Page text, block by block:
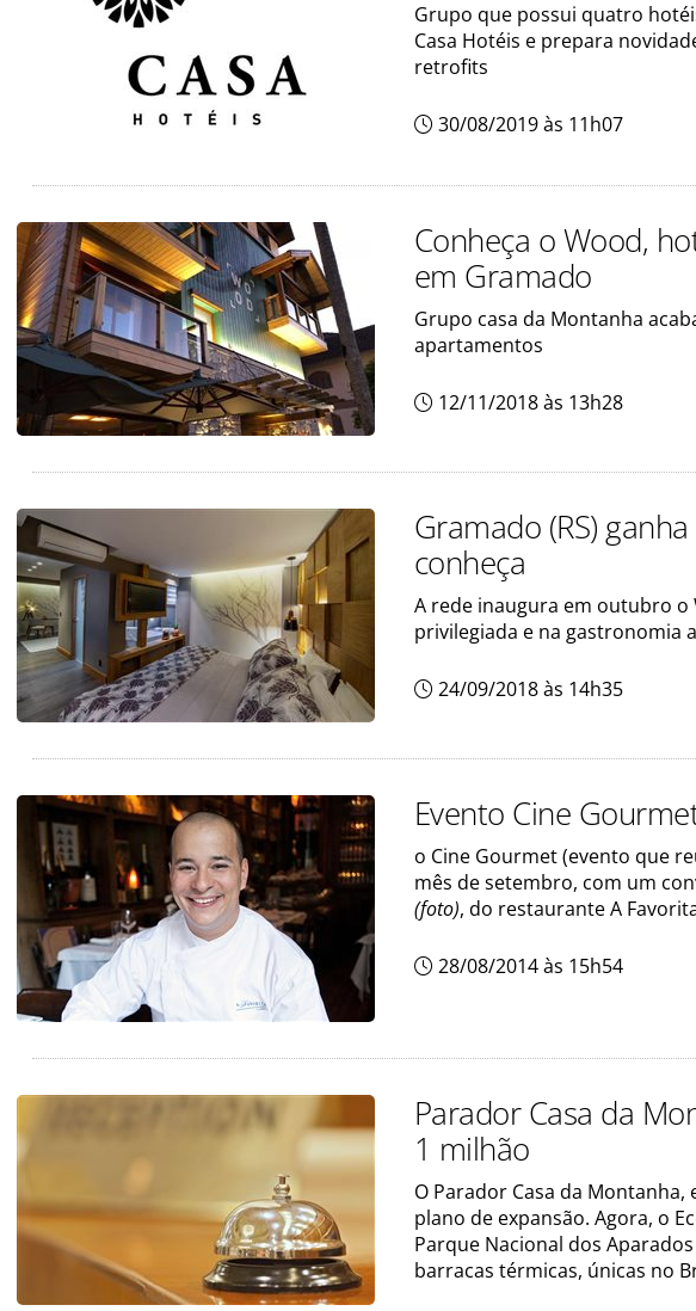
Grupo que possui quatro
Casa Hotéis e prepara
retrofits
30/08/2019 às 11h07
Conheça o Wood,
em Gramado
Grupo casa da Montanha
apartamentos
12/11/2018 às 13h28
Gramado (RS)
conheça
A rede inaugura em outubro o
privilegiada e na gastronomia
24/09/2018 às 14h35
Evento Cine
o Cine Gourmet (evento que
mês de setembro, com um
(foto), do restaurante A
28/08/2014 às 15h54
Parador Casa da
1 milhão
O Parador Casa da Montanha,
plano de expansão. Agora, o
Parque Nacional dos
barracas térmicas, únicas no